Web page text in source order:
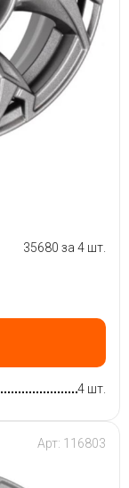
35680 за 4 шт.
4 шт.
Арт: 116803